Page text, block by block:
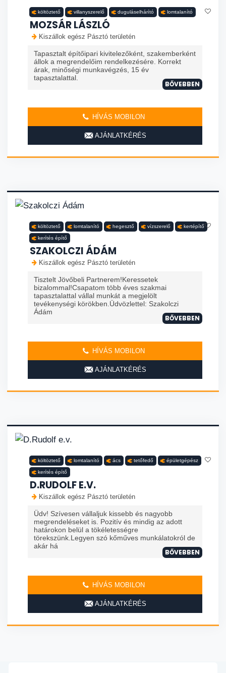
költöztető villanyszerelő duguláselhárító lomtalanító
MOZSÁR LÁSZLÓ
Kiszállok egész Pásztó területén
Tapasztalt építőipari kivitelezőként, szakemberként
állok a megrendelőim rendelkezésére. Korrekt
árak, minőségi munkavégzés, 15 év
tapasztalattal.
BŐVEBBEN
HÍVÁS MOBILON
AJÁNLATKÉRÉS
költöztető lomtalanító hegesztő vízszerelő kertépítő
kerítés építő
SZAKOLCZI ÁDÁM
Kiszállok egész Pásztó területén
Tisztelt Jövőbeli Partnerem!Keressetek
bizalommal!Csapatom több éves szakmai
tapasztalattal vállal munkát a megjelölt
tevékenységi körökben.Üdvözlettel: Szakolczi
Ádám
BŐVEBBEN
HÍVÁS MOBILON
AJÁNLATKÉRÉS
költöztető lomtalanító ács tetőfedő épületgépész
kerítés építő
D.RUDOLF E.V.
Kiszállok egész Pásztó területén
Üdv! Szívesen vállaljuk kissebb és nagyobb
megrendeléseket is. Pozitív és mindig az adott
határokon belül a tökéletességre
törekszünk.Legyen szó kőműves munkálatokról de
akár há
BŐVEBBEN
HÍVÁS MOBILON
AJÁNLATKÉRÉS